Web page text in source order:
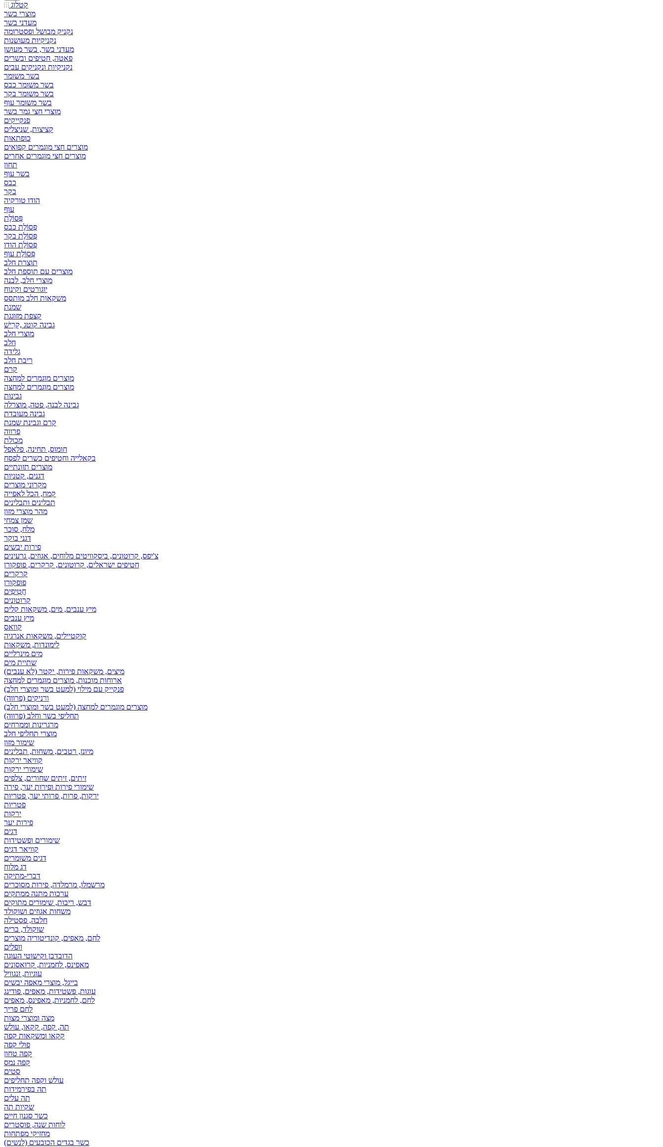
קטלוג
מוצרי בשר
מעדני בשר
נקניק מבושל ופסטרומה
נקניקיות מעושנות
מעדני בשר, בשר מעושן
פאטה, חטיפים ובשרים
נקניקיות ונקניקים עבים
בשר משומר
בשר משומר כבס
בשר משומר בקר
בשר משומר עוף
מוצרי חצי גמר בשר
פנקייקים
קציצות, שניצלים
כופתאות
מוצרים חצי מוגמרים קפואים
מוצרים חצי מוגמרים אחרים
תחון
בשר עוף
כבס
בקר
הודו טורקיה
עוף
פְּסוֹלֶת
פְּסוֹלֶת כבס
פְּסוֹלֶת בקר
פְּסוֹלֶת הודו
פְּסוֹלֶת עוף
תוצרת חלב
מוצרים עם תוספת חלב
מוצרי חלב, לבנה
יוגורטים וקינוח
משקאות חלב מותסס
שמנת
קצפת מזוגגת
גבינה קוטג ,קָרִישׁ
מוצרי חלב
חלב
גלידה
ריבת חלב
קרם
מוצרים מוגמרים למחצה
מוצרים מוגמרים למחצה
גבינות
גבינה לבנה, פטה, מוצרלה
גבינה מעובדת
קרם וגבינת שמנת
פרווה
מכולת
חומוס, תחינה, פלאפל
בקאלייה וחטיפים כשרים לפסח
מוצרים תזונתיים
דגנים, קטניות
מקרוני מוצרים
קמח, הכל לאפייה
תבלינים ותבלינים
מהר מוצרי מזון
שמן צמחי
מלח, סוכר
דגני בוקר
פירות יבשים
צ'יפס, קרוטונים, ביסקוויטים מלוחים, אגוזים, גרעינים
חטיפים ישראלים, קרוטונים, קרקרים, פופקורן
קרקרים
פופקורן
חֲטִיפִים
קרוטונים
מיץ ענבים, מים, משקאות קלים
מיץ ענבים
קוואס
קוקטיילים, משקאות אנרגיה
לימונדות, משקאות
מים מינרליים
שתיית מים
מיצים, משקאות פירות, יקטר (לא ענבים)
ארוחות מוכנות, מוצרים מוגמרים למחצה
פנקייק עם מילוי (למעט בשר ומוצרי חלב)
ורניקים (פרווה)
מוצרים מוגמרים למחצה (למעט בשר ומוצרי חלב)
תחליפי בשר וחלב (פרווה)
מרגרינות וממרחים
מוצרי תחליפי חלב
שימור מזון
מיונז, רטבים, משחות, תבלינים
קוויאר ירקות
שימורי ירקות
זיתים, זיתים שחורים, צלפים
שימורי פירות ופירות יער, פירה
ירקות, פרות, פרותי יער, פטריות
פטריות
ירקות
פירות יער
דגים
שימורים ופשטידות
קוויאר דגים
דגים משומרים
דג מלוח
דברי-מתיקה
מרשמלו, מרמלדה, פירות מסוכרים
ערכות מתנה ממתקים
דבש, ריבות, שימורים מתוקים
משחות אגוזים ושוקולד
חלבה, פסטילה
שוקולד, ברים
לחם, מאפים, קונדיטוריה מוצרים
וופלים
הדובדבן וקישוטי העוגה
מאפינס, לחמניות, קרואסונים
עוגיות, זנגוויל
בייגל, מוצרי מאפה יבשים
עוגות, פשטידות, מאפים, פודינג
לחם, לחמניות, מאפינס, מאפים
לחם פריך
מצה ומוצרי מצות
תה, קפה, קקאו, עולש
קקאו ומשקאות קפה
פולי קפה
קפה טחון
קפה נמס
סטים
עולש וקפה תחליפים
תה בפירמידות
תה עלים
שקיות תה
כשר סגנון חיים
לוחות שנה, פוסטרים
מחזיקי מפתחות
כשר בגדים הכובעים (לנשים)